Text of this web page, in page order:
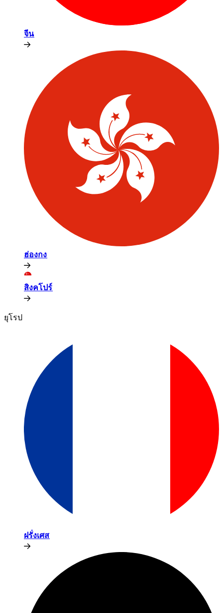
จีน​​
ฮ่องกง​​
สิงคโปร์​​
ยุโรป​​
ฝรั่งเศส​​